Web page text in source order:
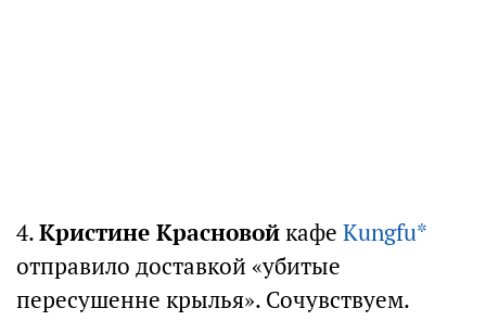
4.Кристине Красновойкафе Kungfu*
отправило доставкой «убитые
пересушенне крылья». Сочувствуем.